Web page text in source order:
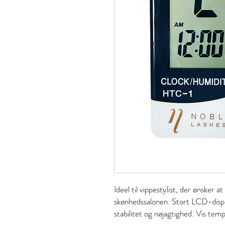
Ideel til vippestylist, der ønsker
skønhedssalonen. Stort LCD-
stabilitet og nøjagtighed. Vis